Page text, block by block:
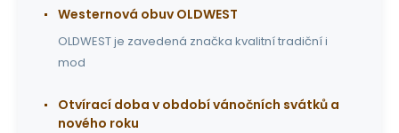
Westernová obuv OLDWEST
OLDWEST je zavedená značka kvalitní tradiční i
mod
Otvírací doba v období vánočních svátků a
nového roku